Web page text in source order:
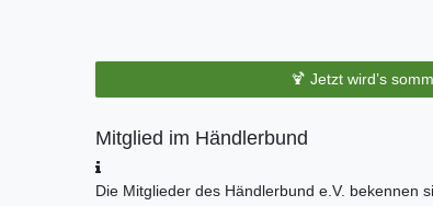
🍹 Jetzt wird’s
Mitglied im Händlerbund
Die Mitglieder des Händlerbund e.V. bekennen